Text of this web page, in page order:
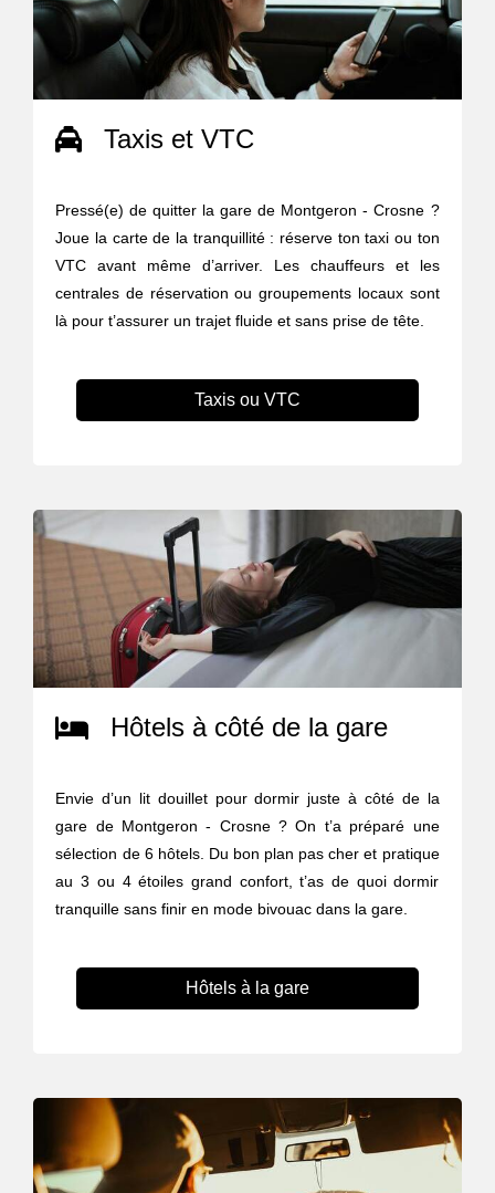
Taxis et VTC
Pressé(e) de quitter la gare de Montgeron - Crosne ?
Joue la carte de la tranquillité : réserve ton taxi ou ton
VTC avant même d’arriver. Les chauffeurs et les
centrales de réservation ou groupements locaux sont
là pour t’assurer un trajet fluide et sans prise de tête.
Taxis ou VTC
Hôtels à côté de la gare
Envie d’un lit douillet pour dormir juste à côté de la
gare de Montgeron - Crosne ? On t’a préparé une
sélection de 6 hôtels. Du bon plan pas cher et pratique
au 3 ou 4 étoiles grand confort, t’as de quoi dormir
tranquille sans finir en mode bivouac dans la gare.
Hôtels à la gare